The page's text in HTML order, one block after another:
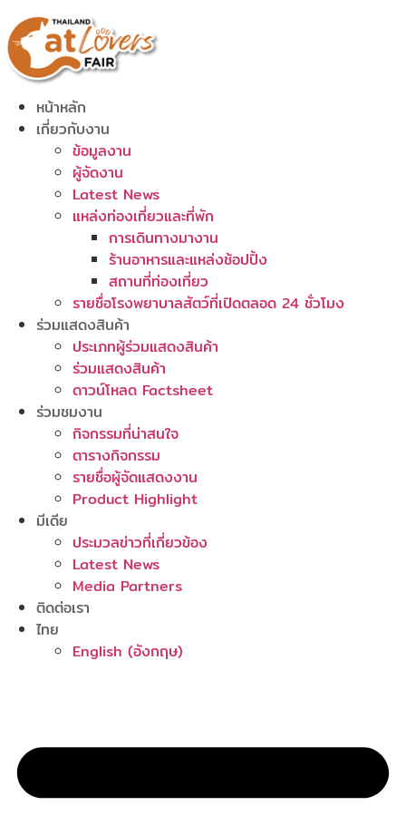
to
content
หน้าหลัก
เกี่ยวกับงาน
ข้อมูลงาน
ผู้จัดงาน
Latest News
แหล่งท่องเที่ยวและที่พัก
การเดินทางมางาน
ร้านอาหารและแหล่งช้อปปิ้ง
สถานที่ท่องเที่ยว
รายชื่อโรงพยาบาลสัตว์ที่เปิดตลอด 24 ชั่วโมง
ร่วมแสดงสินค้า
ประเภทผู้ร่วมแสดงสินค้า
ร่วมแสดงสินค้า
ดาวน์โหลด Factsheet
ร่วมชมงาน
กิจกรรมที่น่าสนใจ
ตารางกิจกรรม
รายชื่อผู้จัดแสดงงาน
Product Highlight
มีเดีย
ประมวลข่าวที่เกี่ยวข้อง
Latest News
Media Partners
ติดต่อเรา
ไทย
English (อังกฤษ)